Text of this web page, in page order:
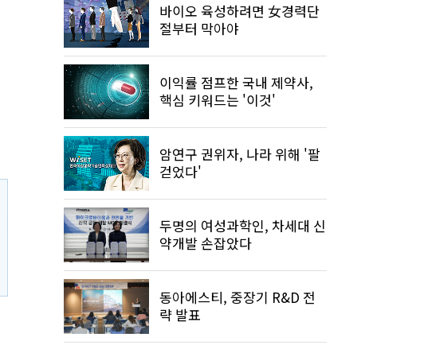
바이오 육성하려면 女경력단
절부터 막아야
이익률 점프한 국내 제약사,
핵심 키워드는 '이것'
암연구 권위자, 나라 위해 '팔
걷었다'
두명의 여성과학인, 차세대 신
약개발 손잡았다
동아에스티, 중장기 R&D 전
략 발표